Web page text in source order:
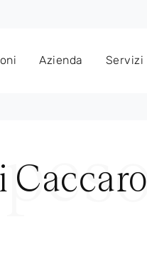
Azienda Servizi
Caccaro